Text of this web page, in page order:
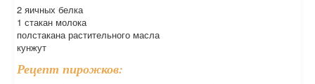
2 яичных белка
1 стакан молока
полстакана растительного масла
кунжут
Рецепт пирожков: